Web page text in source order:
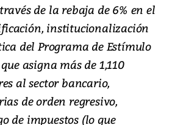
de la rebaja de 6% en el
institucionalización
del Programa de Estímulo
asigna más de 1,110
al sector bancario,
de orden regresivo,
de impuestos (lo que